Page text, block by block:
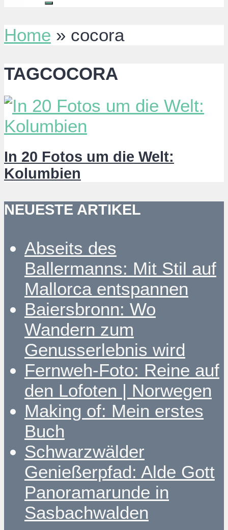
Home » cocora
TAGCOCORA
In 20 Fotos um die Welt:
Kolumbien
NEUESTE ARTIKEL
Abseits des
Ballermanns: Mit Stil auf
Mallorca entspannen
Baiersbronn: Wo
Wandern zum
Genusserlebnis wird
Fernweh-Foto: Reine auf
den Lofoten | Norwegen
Making of: Mein erstes
Buch
Schwarzwälder
Genießerpfad: Alde Gott
Panoramarunde in
Sasbachwalden